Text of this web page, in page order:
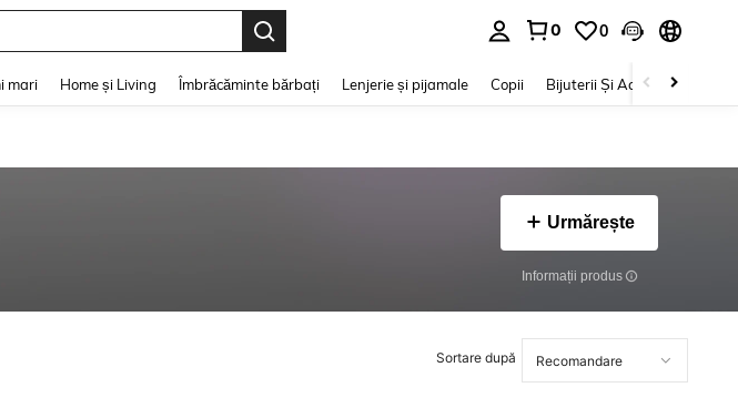
0 0
mari Home și Living Îmbrăcăminte bărbați Lenjerie și pijamale Copii Bijuterii Și Accesorii
Urmărește
Informații produs
Sortare după